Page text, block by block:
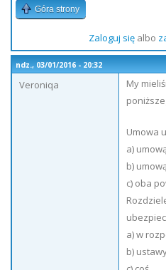
Góra strony
Zaloguj sięalbo
ndz., 03/01/2016 - 20:32
Veroniqa
My
Umowa
a)
b)
c) oba
a) w
b)